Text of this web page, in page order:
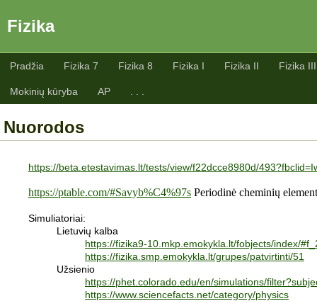
Fizika
Pradžia Fizika 7 Fizika 8 Fizika I Fizika II Fizika III
Mokinių kūryba AP
Nuorodos
https://beta.etestavimas.lt/tests/view/f22dcce8980d/
https://ptable.com/#Savyb%C4%97s Periodinė cheminių
Simuliatoriai:
Lietuvių kalba
https://fizika9-10.mkp.emokykla.lt/fobjects/index/
https://fizika.smp.emokykla.lt/grupes/patvirtinti/51
Užsienio
https://phet.colorado.edu/en/simulations/
https://www.sciencefacts.net/category/physics